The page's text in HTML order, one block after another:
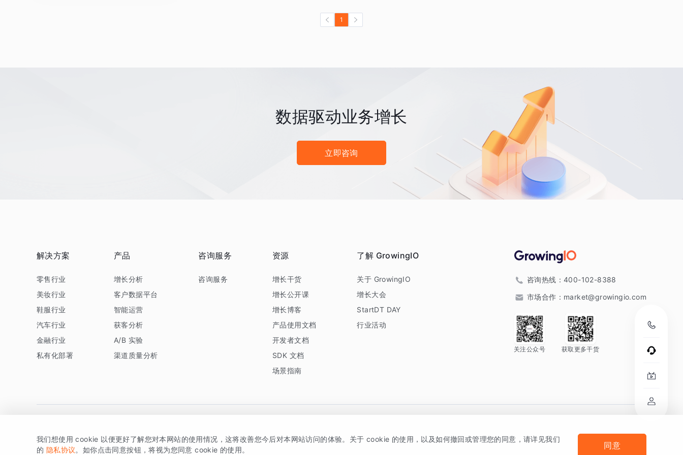
1
数据驱动业务增长
立即咨询
解决方案
零售行业
美妆行业
鞋服行业
汽车行业
金融行业
私有化部署
产品
增长分析
客户数据平台
智能运营
获客分析
A/B 实验
渠道质量分析
咨询服务
咨询服务
资源
增长干货
增长公开课
增长博客
产品使用文档
开发者文档
SDK 文档
场景指南
了解 GrowingIO
关于 GrowingIO
增长大会
StartDT DAY
行业活动
咨询热线： 400-102-8388
市场合作： market@growingio.com
关注公众号 获取更多干货
版权所有 © 北京易数科技有限公司SDK相关说明 京ICP备15038330号 法律声明及隐私条款
我们想使用 cookie 以便更好了解您对本网站的使用情况，这将改善您今后对本网站访问的体验。关于 cookie 的使用，以及如何撤回或管理您的同意，请详见我们
的 隐私协议。如你点击同意按钮，将视为您同意 cookie 的使用。 同意